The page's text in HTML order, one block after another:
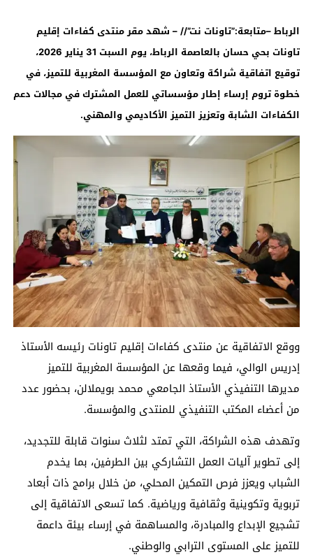
الرباط –متابعة:”تاونات نت”// – شهد مقر منتدى كفاءات إقليم
تاونات بحي حسان بالعاصمة الرباط، يوم السبت 31 يناير 2026،
توقيع اتفاقية شراكة وتعاون مع المؤسسة المغربية للتميز، في
خطوة تروم إرساء إطار مؤسساتي للعمل المشترك في مجالات دعم
الكفاءات الشابة وتعزيز التميز الأكاديمي والمهني.
ووقع الاتفاقية عن منتدى كفاءات إقليم تاونات رئيسه الأستاذ
إدريس الوالي، فيما وقعها عن المؤسسة المغربية للتميز
مديرها التنفيذي الأستاذ الجامعي محمد بويملالن، بحضور عدد
من أعضاء المكتب التنفيذي للمنتدى والمؤسسة.
وتهدف هذه الشراكة، التي تمتد لثلاث سنوات قابلة للتجديد،
إلى تطوير آليات العمل التشاركي بين الطرفين، بما يخدم
الشباب ويعزز فرص التمكين المحلي، من خلال برامج ذات أبعاد
تربوية وتكوينية وثقافية ورياضية. كما تسعى الاتفاقية إلى
تشجيع الإبداع والمبادرة، والمساهمة في إرساء بيئة داعمة
للتميز على المستوى الترابي والوطني.